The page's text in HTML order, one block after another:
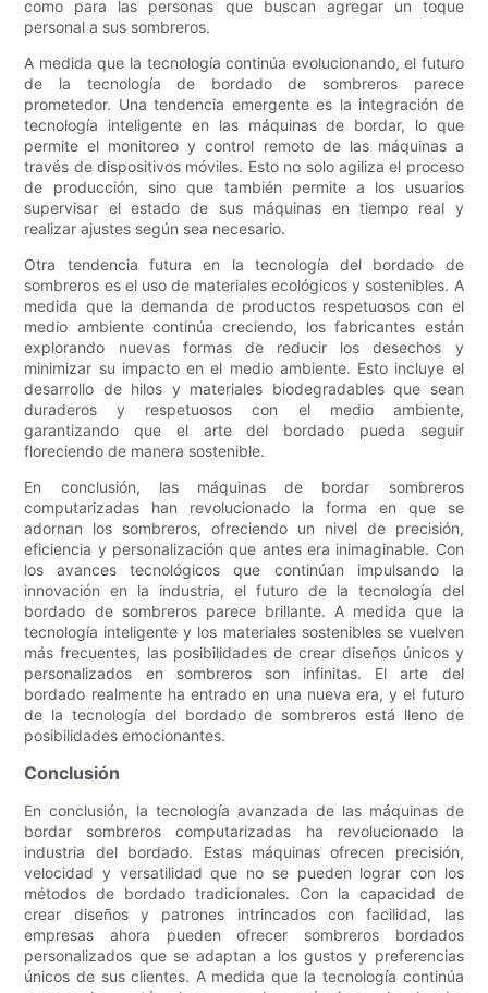
como para las personas que buscan agregar un toque
personal a sus sombreros.
A medida que la tecnología continúa evolucionando, el futuro
de la tecnología de bordado de sombreros parece
prometedor. Una tendencia emergente es la integración de
tecnología inteligente en las máquinas de bordar, lo que
permite el monitoreo y control remoto de las máquinas a
través de dispositivos móviles. Esto no solo agiliza el proceso
de producción, sino que también permite a los usuarios
supervisar el estado de sus máquinas en tiempo real y
realizar ajustes según sea necesario.
Otra tendencia futura en la tecnología del bordado de
sombreros es el uso de materiales ecológicos y sostenibles. A
medida que la demanda de productos respetuosos con el
medio ambiente continúa creciendo, los fabricantes están
explorando nuevas formas de reducir los desechos y
minimizar su impacto en el medio ambiente. Esto incluye el
desarrollo de hilos y materiales biodegradables que sean
duraderos y respetuosos con el medio ambiente,
garantizando que el arte del bordado pueda seguir
floreciendo de manera sostenible.
En conclusión, las máquinas de bordar sombreros
computarizadas han revolucionado la forma en que se
adornan los sombreros, ofreciendo un nivel de precisión,
eficiencia y personalización que antes era inimaginable. Con
los avances tecnológicos que continúan impulsando la
innovación en la industria, el futuro de la tecnología del
bordado de sombreros parece brillante. A medida que la
tecnología inteligente y los materiales sostenibles se vuelven
más frecuentes, las posibilidades de crear diseños únicos y
personalizados en sombreros son infinitas. El arte del
bordado realmente ha entrado en una nueva era, y el futuro
de la tecnología del bordado de sombreros está lleno de
posibilidades emocionantes.
Conclusión
En conclusión, la tecnología avanzada de las máquinas de
bordar sombreros computarizadas ha revolucionado la
industria del bordado. Estas máquinas ofrecen precisión,
velocidad y versatilidad que no se pueden lograr con los
métodos de bordado tradicionales. Con la capacidad de
crear diseños y patrones intrincados con facilidad, las
empresas ahora pueden ofrecer sombreros bordados
personalizados que se adaptan a los gustos y preferencias
únicos de sus clientes. A medida que la tecnología continúa